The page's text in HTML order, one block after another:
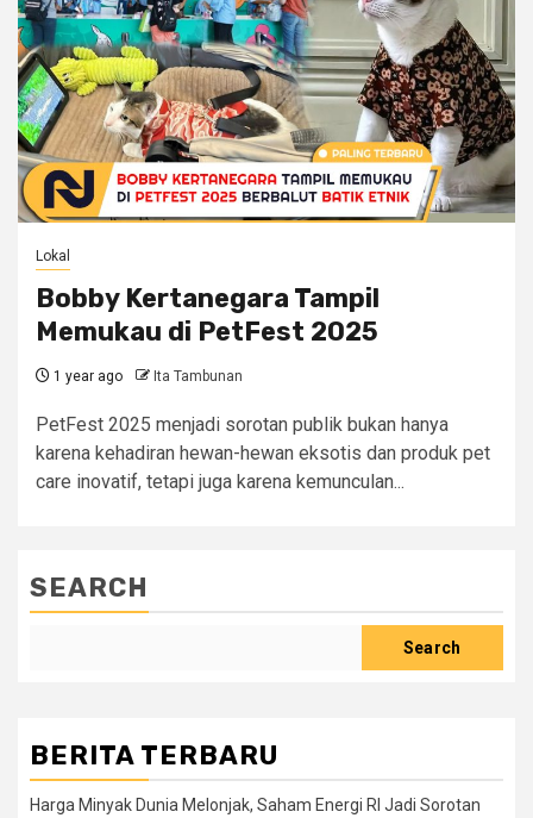
Lokal
Bobby Kertanegara Tampil
Memukau di PetFest 2025
1 year ago Ita Tambunan
PetFest 2025 menjadi sorotan publik bukan hanya
karena kehadiran hewan-hewan eksotis dan produk pet
care inovatif, tetapi juga karena kemunculan...
SEARCH
Search
BERITA TERBARU
Harga Minyak Dunia Melonjak, Saham Energi RI Jadi Sorotan